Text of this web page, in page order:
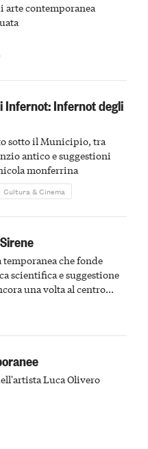
arte contemporanea
Infernot: Infernot degli
sotto il Municipio, tra
antico e suggestioni
monferrina
Cultura & Cinema
che fonde
scientifica e suggestione
una volta al centro
del passato astigiano
Luca Olivero